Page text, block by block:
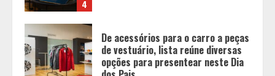
5
BH será a Capital da Cachaça com a
Expocachaça